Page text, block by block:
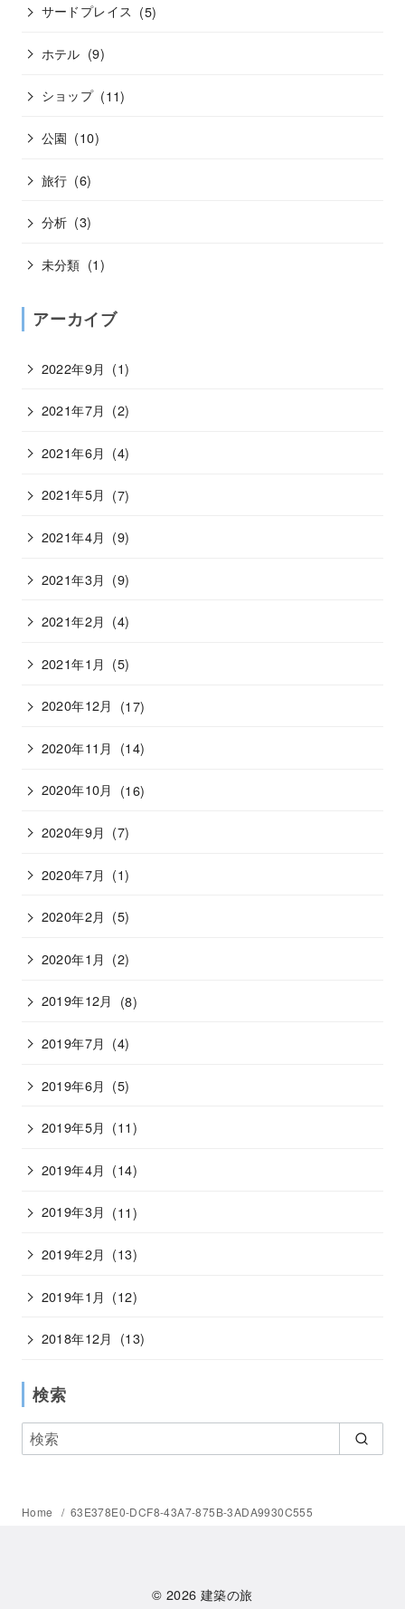
サードプレイス (5)
ホテル (9)
ショップ (11)
公園 (10)
旅行 (6)
分析 (3)
未分類 (1)
アーカイブ
2022年9月 (1)
2021年7月 (2)
2021年6月 (4)
2021年5月 (7)
2021年4月 (9)
2021年3月 (9)
2021年2月 (4)
2021年1月 (5)
2020年12月 (17)
2020年11月 (14)
2020年10月 (16)
2020年9月 (7)
2020年7月 (1)
2020年2月 (5)
2020年1月 (2)
2019年12月 (8)
2019年7月 (4)
2019年6月 (5)
2019年5月 (11)
2019年4月 (14)
2019年3月 (11)
2019年2月 (13)
2019年1月 (12)
2018年12月 (13)
検索
Home 63E378E0-DCF8-43A7-875B-3ADA9930C555
© 2026建築の旅